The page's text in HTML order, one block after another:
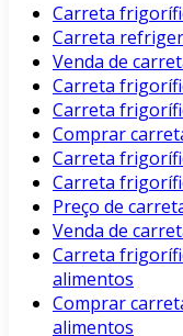
Carreta
Carreta
Venda de
Carreta
Carreta
Comprar
Carreta
Carreta
Preço de
Venda de
Carreta
alimentos
Comprar
alimentos